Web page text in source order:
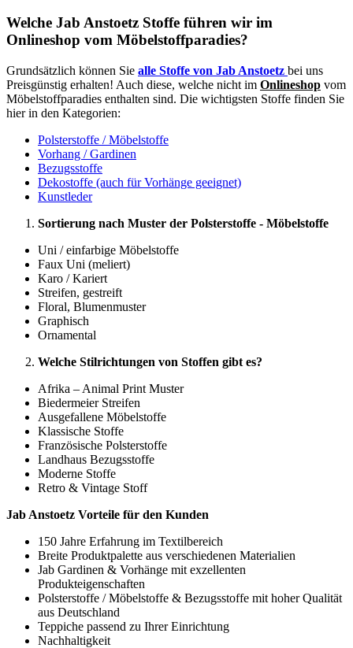
Welche Jab Anstoetz Stoffe führen wir im
Onlineshop vom Möbelstoffparadies?
Grundsätzlich können Sie alle Stoffe von Jab Anstoetz bei uns
Preisgünstig erhalten! Auch diese, welche nicht im Onlineshop vom
Möbelstoffparadies enthalten sind. Die wichtigsten Stoffe finden Sie
hier in den Kategorien:
Polsterstoffe / Möbelstoffe
Vorhang / Gardinen
Bezugsstoffe
Dekostoffe (auch für Vorhänge geeignet)
Kunstleder
Sortierung nach Muster der Polsterstoffe - Möbelstoffe
Uni / einfarbige Möbelstoffe
Faux Uni (meliert)
Karo / Kariert
Streifen, gestreift
Floral, Blumenmuster
Graphisch
Ornamental
Welche Stilrichtungen von Stoffen gibt es?
Afrika – Animal Print Muster
Biedermeier Streifen
Ausgefallene Möbelstoffe
Klassische Stoffe
Französische Polsterstoffe
Landhaus Bezugsstoffe
Moderne Stoffe
Retro & Vintage Stoff
Jab Anstoetz Vorteile für den Kunden
150 Jahre Erfahrung im Textilbereich
Breite Produktpalette aus verschiedenen Materialien
Jab Gardinen & Vorhänge mit exzellenten
Produkteigenschaften
Polsterstoffe / Möbelstoffe & Bezugsstoffe mit hoher Qualität
aus Deutschland
Teppiche passend zu Ihrer Einrichtung
Nachhaltigkeit